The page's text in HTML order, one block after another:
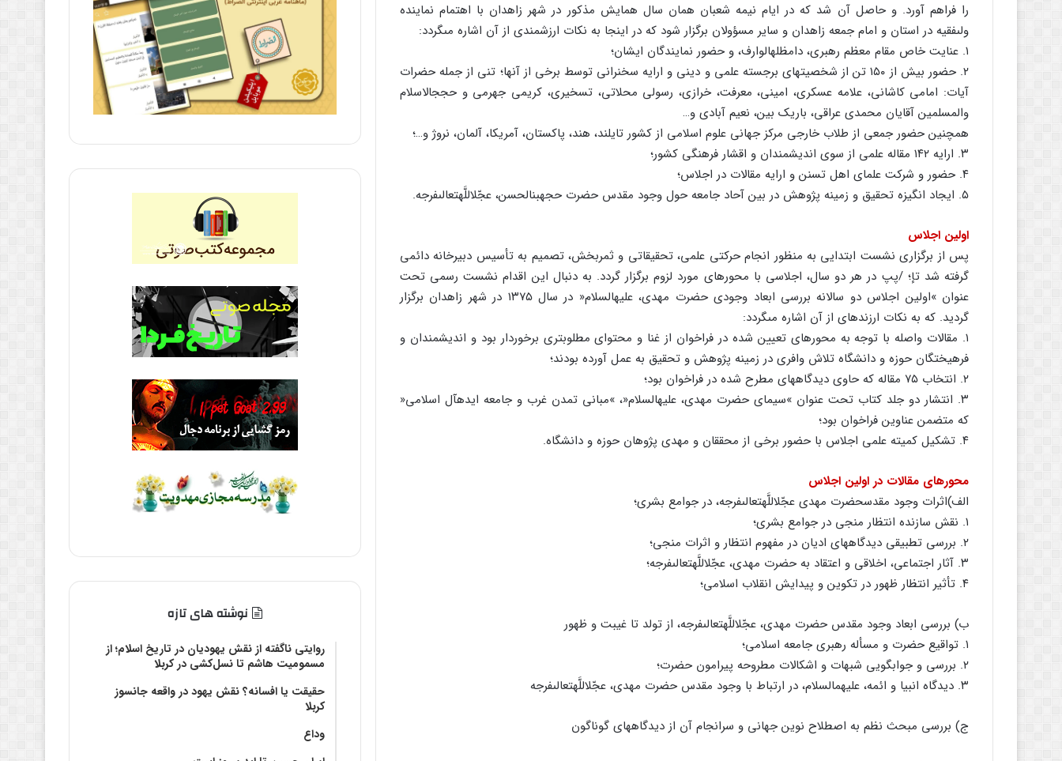
را فراهم آورد. و حاصل آن شد که در ایام نیمه شعبان همان سال همایش مذکور در شهر زاهدان با اهتمام نماینده
ولى‏فقیه در استان و امام جمعه زاهدان و سایر مسؤولان برگزار شود که در اینجا به نکات ارزشمندى از آن اشاره مى‏گردد:
۱. عنایت خاص مقام معظم رهبرى، دام‏ظله‏الوارف، و حضور نمایندگان ایشان؛
۲. حضور بیش از ۱۵۰ تن از شخصیتهاى برجسته علمى و دینى و ارایه سخنرانى توسط برخى از آنها؛ تنى از جمله حضرات
آیات: امامى کاشانى، علامه عسکرى، امینى، معرفت، خرازى، رسولى محلاتى، تسخیرى، کریمى جهرمى و حجج‏الاسلام
والمسلمین آقایان محمدى عراقى، باریک بین، نعیم آبادى و…
همچنین حضور جمعى از طلاب خارجى مرکز جهانى علوم اسلامى از کشور تایلند، هند، پاکستان، آمریکا، آلمان، نروژ و…؛
۳. ارایه ۱۴۲ مقاله علمى از سوى اندیشمندان و اقشار فرهنگى کشور؛
۴. حضور و شرکت علماى اهل تسنن و ارایه مقالات در اجلاس؛
۵. ایجاد انگیزه تحقیق و زمینه پژوهش در بین آحاد جامعه حول وجود مقدس حضرت حجهبن‏الحسن، عجّل‏اللَّه‏تعالى‏فرجه.
اولین اجلاس
پس از برگزارى نشست ابتدایى به منظور انجام حرکتى علمى، تحقیقاتى و ثمربخش، تصمیم به تأسیس دبیرخانه دائمى
گرفته شد تإ؛ /پ‏پ در هر دو سال، اجلاسى با محورهاى مورد لزوم برگزار گردد. به دنبال این اقدام نشست رسمى تحت
عنوان »اولین اجلاس دو سالانه بررسى ابعاد وجودى حضرت مهدى، علیه‏السلام« در سال ۱۳۷۵ در شهر زاهدان برگزار
گردید. که به نکات ارزنده‏اى از آن اشاره مى‏گردد:
۱. مقالات واصله با توجه به محورهاى تعیین شده در فراخوان از غنا و محتواى مطلوبترى برخوردار بود و اندیشمندان و
فرهیختگان حوزه و دانشگاه تلاش وافرى در زمینه پژوهش و تحقیق به عمل آورده بودند؛
۲. انتخاب ۷۵ مقاله که حاوى دیدگاههاى مطرح شده در فراخوان بود؛
۳. انتشار دو جلد کتاب تحت عنوان »سیماى حضرت مهدى، علیه‏السلام«، »مبانى تمدن غرب و جامعه ایده‏آل اسلامى«
که متضمن عناوین فراخوان بود؛
۴. تشکیل کمیته علمى اجلاس با حضور برخى از محققان و مهدى پژوهان حوزه و دانشگاه.
محورهاى مقالات در اولین اجلاس
الف)اثرات وجود مقدس‏حضرت مهدى عجّل‏اللَّه‏تعالى‏فرجه، در جوامع بشرى؛
۱. نقش سازنده انتظار منجى در جوامع بشرى؛
۲. بررسى تطبیقى دیدگاههاى ادیان در مفهوم انتظار و اثرات منجى؛
۳. آثار اجتماعى، اخلاقى و اعتقاد به حضرت مهدى، عجّل‏اللَّه‏تعالى‏فرجه؛
۴. تأثیر انتظار ظهور در تکوین و پیدایش انقلاب اسلامى؛
ب) بررسى ابعاد وجود مقدس حضرت مهدى، عجّل‏اللَّه‏تعالى‏فرجه، از تولد تا غیبت و ظهور
۱. تواقیع حضرت و مسأله رهبرى جامعه اسلامى؛
۲. بررسى و جوابگویى شبهات و اشکالات مطروحه پیرامون حضرت؛
۳. دیدگاه انبیا و ائمه، علیهم‏السلام، در ارتباط با وجود مقدس حضرت مهدى، عجّل‏اللَّه‏تعالى‏فرجه
ج) بررسى مبحث نظم به اصطلاح نوین جهانى و سرانجام آن از دیدگاههاى گوناگون
نوشته های تازه
روایتی ناگفته از نقش یهودیان در تاریخ اسلام؛ از
مسمومیت هاشم تا نسل‌کشی در کربلا
حقیقت یا افسانه؟‌ نقش یهود در واقعه جانسوز
کربلا
وداع